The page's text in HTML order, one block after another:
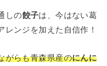
しの餃子は、今はない葛
ンジを加えた自信作！
がらも青森県産のにんに